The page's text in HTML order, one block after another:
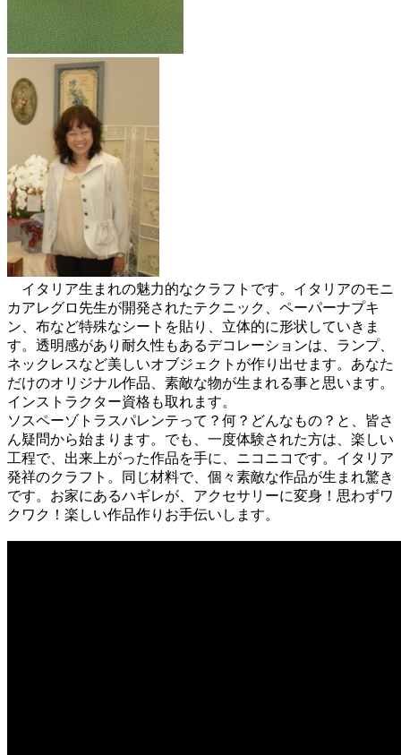
イタリア生まれの魅力的なクラフトです。イタリアのモニ
カアレグロ先生が開発されたテクニック、ペーパーナプキ
ン、布など特殊なシートを貼り、立体的に形状していきま
す。透明感があり耐久性もあるデコレーションは、ランプ、
ネックレスなど美しいオブジェクトが作り出せます。あなた
だけのオリジナル作品、素敵な物が生まれる事と思います。
インストラクター資格も取れます。
ソスペーゾトラスパレンテって？何？どんなもの？と、皆さ
ん疑問から始まります。でも、一度体験された方は、楽しい
工程で、出来上がった作品を手に、ニコニコです。イタリア
発祥のクラフト。同じ材料で、個々素敵な作品が生まれ驚き
です。お家にあるハギレが、アクセサリーに変身！思わずワ
クワク！楽しい作品作りお手伝いします。